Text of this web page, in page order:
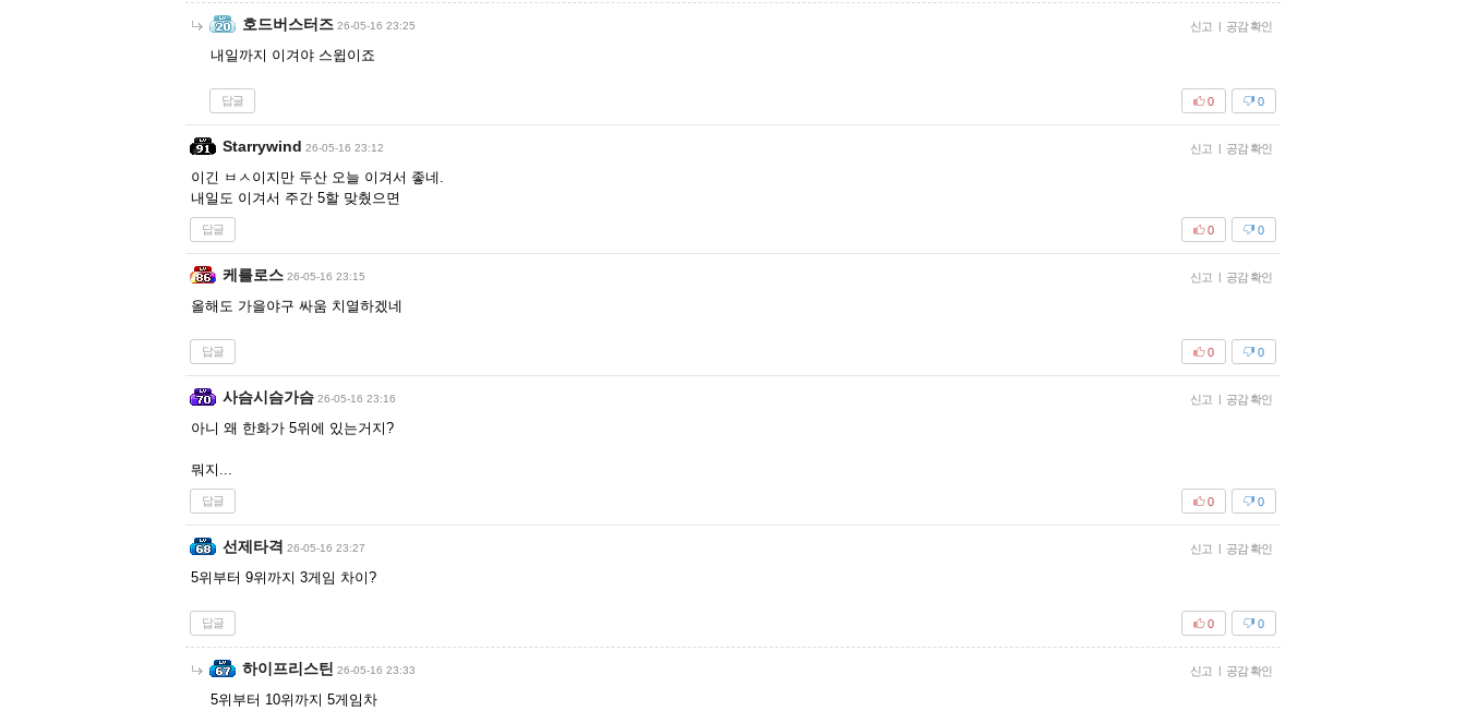
호드버스터즈 26-05-16 23:25 신고 | 공감 확인
내일까지 이겨야 스윕이죠
답글 0
0
Starrywind 26-05-16 23:12 신고 | 공감 확인
이긴 ㅂㅅ이지만 두산 오늘 이겨서 좋네.
내일도 이겨서 주간 5할 맞췄으면
답글 0
0
케를로스 26-05-16 23:15 신고 | 공감 확인
올해도 가을야구 싸움 치열하겠네
답글 0
0
사슴시슴가슴 26-05-16 23:16 신고 | 공감 확인
아니 왜 한화가 5위에 있는거지?
뭐지...
답글 0
0
선제타격 26-05-16 23:27 신고 | 공감 확인
5위부터 9위까지 3게임 차이?
답글 0
0
하이프리스틴 26-05-16 23:33 신고 | 공감 확인
5위부터 10위까지 5게임차